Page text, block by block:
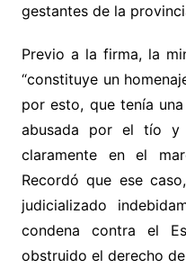
gestantes de la
Previo a la firma, la
“constituye un
por esto, que tenía
abusada por el tío y
claramente en el
Recordó que ese
judicializado
condena contra el
obstruido el derecho